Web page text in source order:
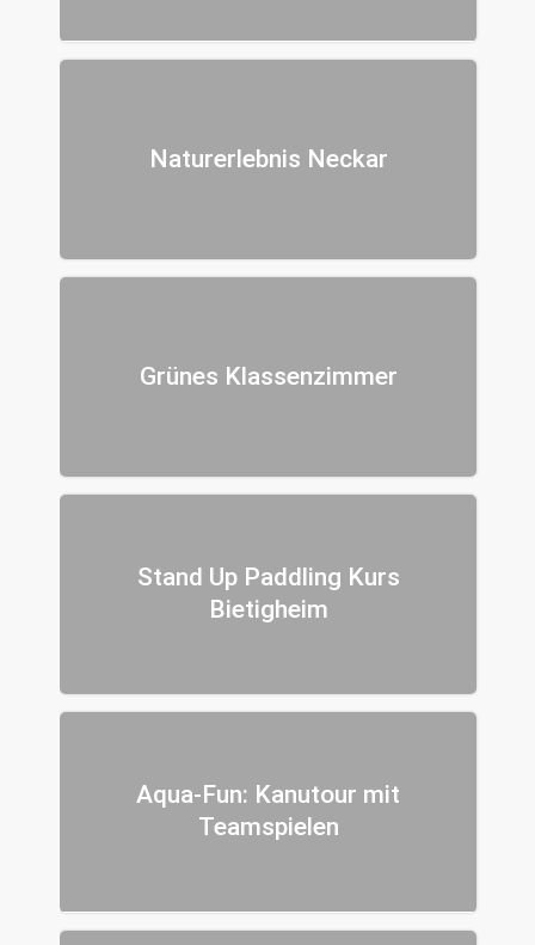
Naturerlebnis Neckar
Grünes Klassenzimmer
Stand Up Paddling Kurs
Bietigheim
Aqua-Fun: Kanutour mit
Teamspielen